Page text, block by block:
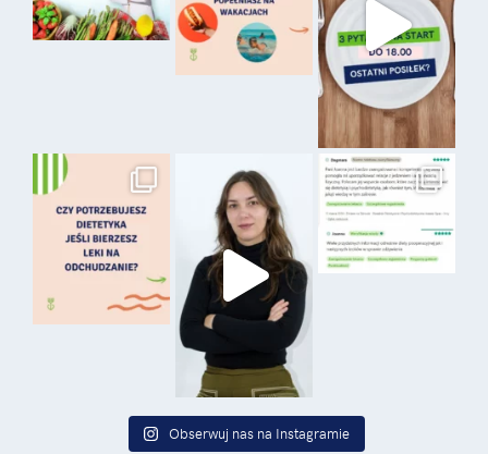
Obserwuj nas na Instagramie